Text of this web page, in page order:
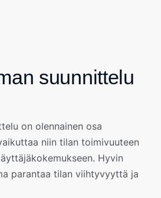
suunnittelu
on olennainen osa
niin tilan toimivuuteen
Hyvin
parantaa tilan viihtyvyyttä ja